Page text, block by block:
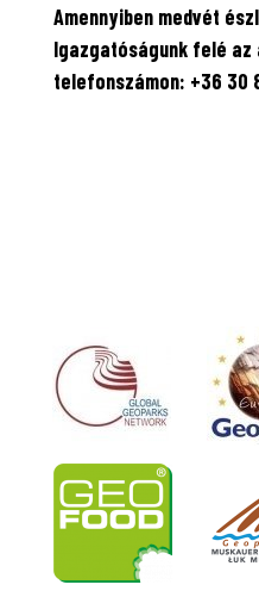
Amennyiben medvét
Igazgatóságunk felé
telefonszámon: +36 30